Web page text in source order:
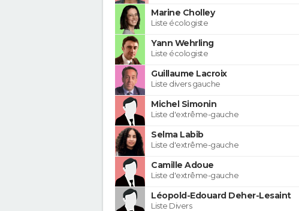
Marine Cholley
Liste écologiste
Yann Wehrling
Liste écologiste
Guillaume Lacroix
Liste divers gauche
Michel Simonin
Liste d'extrême-gauche
Selma Labib
Liste d'extrême-gauche
Camille Adoue
Liste d'extrême-gauche
Léopold-Edouard Deher-Lesaint
Liste Divers